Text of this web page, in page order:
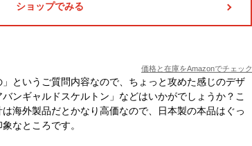
ショップでみる
価格と在庫をAmazonでチェック
」というご質問内容なので、ちょっと攻めた感じのデザ
ンギャルドスケルトン」などはいかがでしょうか？こ
海外製品だとかなり高価なので、日本製の本品はぐっ
なところです。